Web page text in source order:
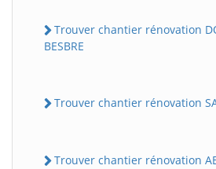
Trouver chantier rénovation
BESBRE
Trouver chantier rénovation
Trouver chantier rénovation